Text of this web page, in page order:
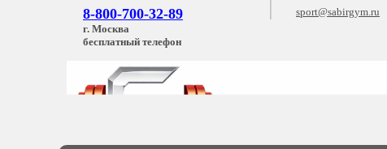
8-800-700-32-89
г. Москва
бесплатный телефон
sport@sabirgym.ru